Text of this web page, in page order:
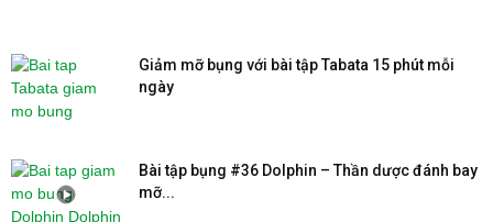
Giảm mỡ bụng với bài tập Tabata 15 phút mỗi
ngày
Bài tập bụng #36 Dolphin – Thần dược đánh bay
mỡ...